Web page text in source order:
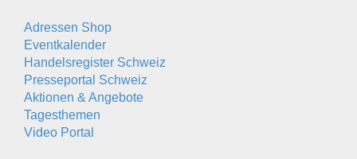
Adressen Shop
Eventkalender
Handelsregister Schweiz
Presseportal Schweiz
Aktionen & Angebote
Tagesthemen
Video Portal